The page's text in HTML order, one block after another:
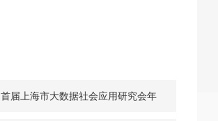
首届上海市大数据社会应用研究会年